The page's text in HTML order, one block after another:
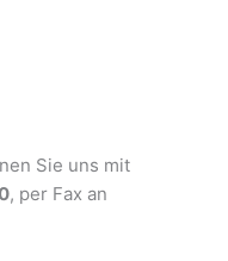
Sie uns mit
, per Fax an